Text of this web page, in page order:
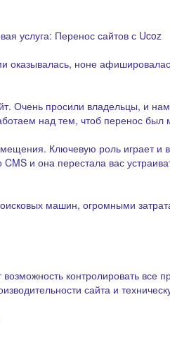
оказывалась, ноне
Очень просили владельцы, и
над тем, чтоб перенос
Ключевую роль играет и
и она перестала вас
машин, огромными
контролировать все
сайта и